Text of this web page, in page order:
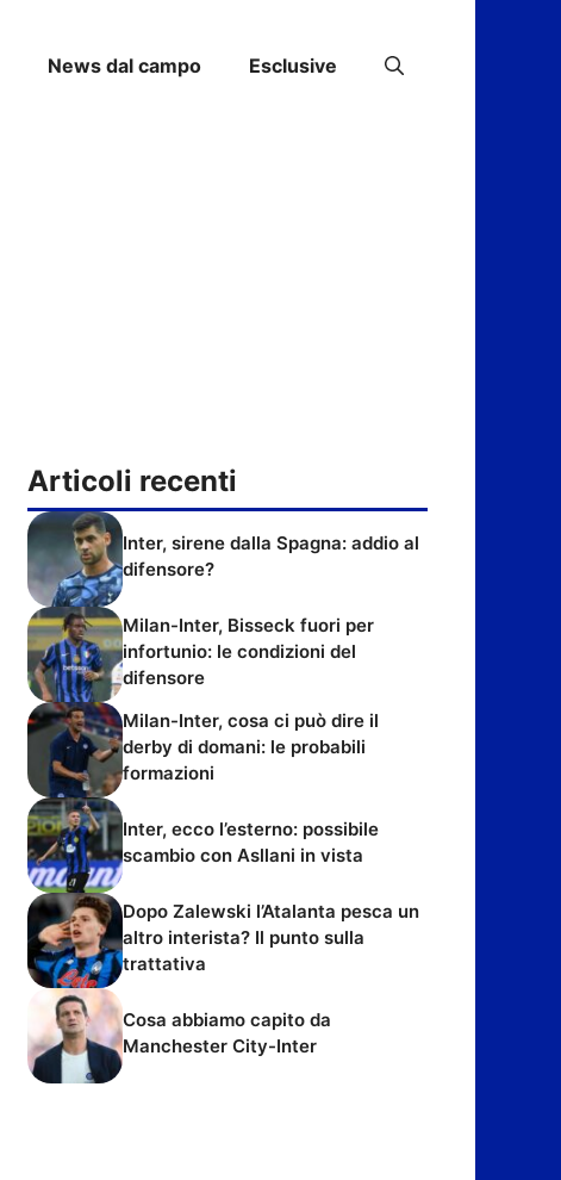
News dal campo Esclusive
Articoli recenti
Inter, sirene dalla Spagna: addio al
difensore?
Milan-Inter, Bisseck fuori per
infortunio: le condizioni del
difensore
Milan-Inter, cosa ci può dire il
derby di domani: le probabili
formazioni
Inter, ecco l’esterno: possibile
scambio con Asllani in vista
Dopo Zalewski l’Atalanta pesca un
altro interista? Il punto sulla
trattativa
Cosa abbiamo capito da
Manchester City-Inter